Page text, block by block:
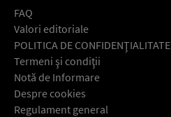
FAQ
Valori editoriale
POLITICA DE CONFIDENŢIALITATE
Termeni şi condiţii
Notă de Informare
Despre cookies
Regulament general